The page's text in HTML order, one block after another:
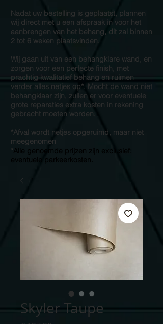
Nadat uw bestelling is geplaatst, plannen
wij direct met u een afspraak in voor het
aanbrengen van het behang, dit zal binnen
2 tot 6 weken plaatsvinden.
Wij gaan uit van een behangklare wand, en
zorgen voor een perfecte finish, met
prachtig kwalitatief behang en ruimen
verder alles netjes op*. Mocht de wand niet
behangklaar zijn, zullen er voor eventuele
grote reparaties extra kosten in rekening
gebracht moeten worden.
*Afval wordt netjes opgeruimd, maar niet
meegenomen
* Alle genoemde prijzen zijn exclusief:
Skyler Taupe